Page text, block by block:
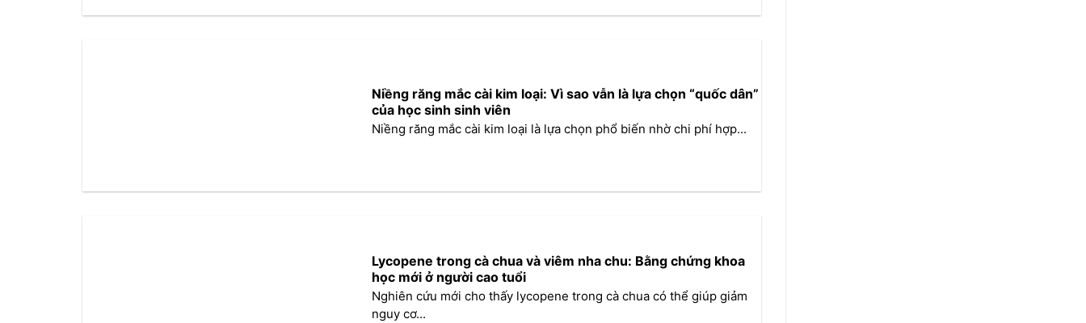
Niềng răng mắc cài kim loại: Vì sao vẫn là lựa chọn “quốc dân”
của học sinh sinh viên
Niềng răng mắc cài kim loại là lựa chọn phổ biến nhờ chi phí hợp...
Lycopene trong cà chua và viêm nha chu: Bằng chứng khoa
học mới ở người cao tuổi
Nghiên cứu mới cho thấy lycopene trong cà chua có thể giúp giảm
nguy cơ...